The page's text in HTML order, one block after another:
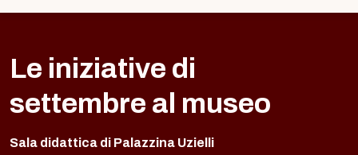
Le iniziative di
settembre al museo
Sala didattica di Palazzina Uzielli